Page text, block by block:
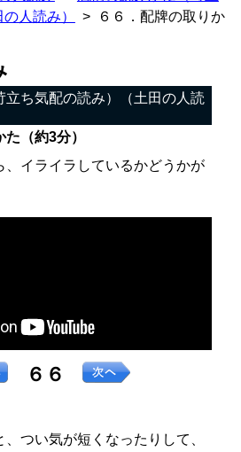
人読み）
６６．配牌の取りか
立ち気配の読み）（土田の人読
（約3分）
、イライラしているかどうかが
６６
つい気が短くなったりして、